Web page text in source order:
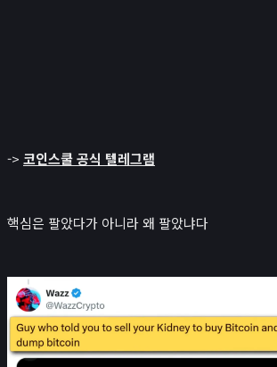
-> 코인스쿨 공식 텔레그램
핵심은 팔았다가 아니라 왜 팔았냐다